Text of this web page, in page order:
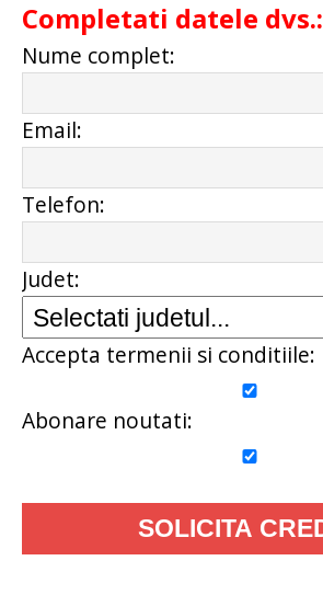
Completati datele dvs.:
Nume complet:
Email:
Telefon:
Judet:
Accepta termenii si conditiile:
Abonare noutati: